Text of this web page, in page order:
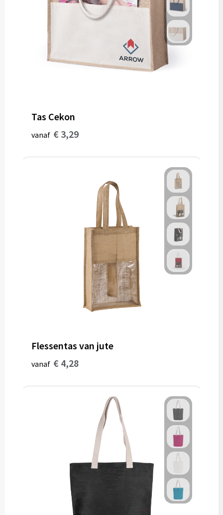
Tas Cekon
vanaf € 3,29
Flessentas van jute
vanaf € 4,28